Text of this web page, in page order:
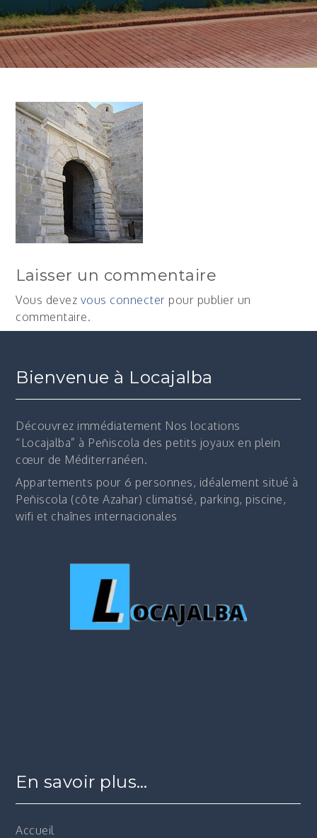
Laisser un commentaire
Vous devez vous connecter pour publier un
commentaire.
Bienvenue à Locajalba
Découvrez immédiatement Nos locations
“Locajalba” à Peñiscola des petits joyaux en plein
cœur de Méditerranéen.
Appartements pour 6 personnes, idéalement situé à
Peñiscola (côte Azahar) climatisé, parking, piscine,
wifi et chaînes internacionales
En savoir plus…
Accueil